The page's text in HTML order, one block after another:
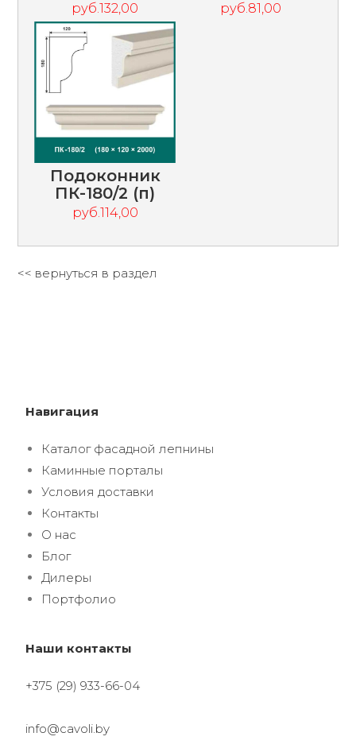
руб.132,00 руб.81,00
Подоконник
ПК-180/2 (п)
руб.114,00
<< вернуться в раздел
Навигация
Каталог фасадной лепнины
Каминные порталы
Условия доставки
Контакты
О нас
Блог
Дилеры
Портфолио
Наши контакты
+375 (29) 933-66-04
info@cavoli.by